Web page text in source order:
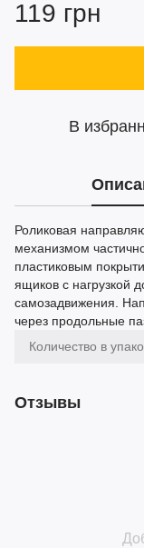
119 грн
В
Роликовая
механизмом
пластиковым
ящиков с нагрузкой
самозадвижения.
через продольные
Количество в
Отзывы